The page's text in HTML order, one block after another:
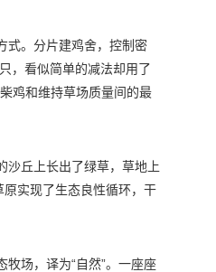
式。分片建鸡舍，控制密
，看似简单的减法却用了
鸡和维持草场质量间的最
沙丘上长出了绿草，草地上
原实现了生态良性循环，干
场，译为“自然”。一座座